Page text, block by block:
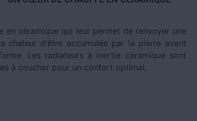
céramique qui leur permet de renvoyer une
chaleur d'être accumulée par la pierre avant
Les radiateurs à inertie céramique sont
à coucher pour un confort optimal.